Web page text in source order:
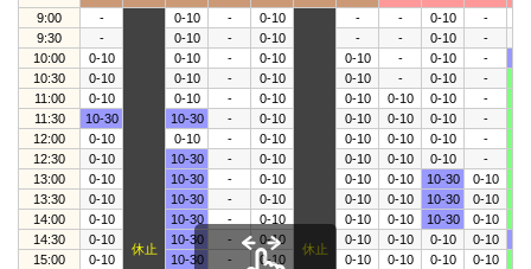
9:00 -
休止
0-10 - 0-10
休止
- - 0-10 -
9:30
- 0-10 - 0-10 - - 0-10 -
10:00
0-10 0-10 - 0-10 0-10 - 0-10 -
10:30
0-10 0-10 - 0-10 0-10 - 0-10 -
11:00
0-10 0-10 - 0-10 0-10 0-10 0-10 -
11:30
10-30 10-30 - 0-10 0-10 0-10 0-10 -
12:00
0-10 0-10 - 0-10 0-10 0-10 0-10 -
12:30
0-10 10-30 - 0-10 0-10 0-10 0-10 -
13:00
0-10 10-30 - 0-10 0-10 0-10 10-30 0-10
13:30
0-10 10-30 - 0-10 0-10 0-10 10-30 0-10
14:00
0-10 10-30 - 0-10 0-10 0-10 10-30 0-10
14:30
0-10 10-30 - 0-10 0-10 0-10 0-10 0-10
15:00
0-10 10-30 - 0-10 0-10 0-10 0-10 0-10